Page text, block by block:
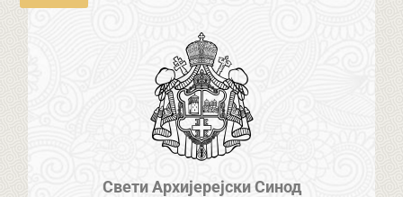
Свети Архијерејски Синод